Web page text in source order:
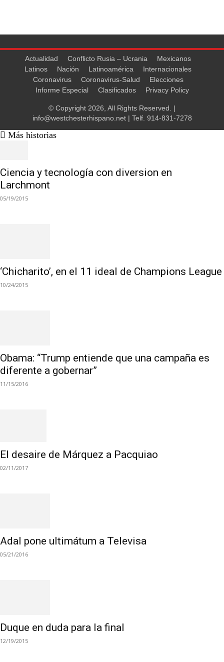
Actualidad Conflicto Rusia – Ucrania
Mexicanos
Latinos
Nación Latinoamérica
Internacionales
Coronavirus
Coronavirus-Salud
Elecciones
Informe Especial
Clasificados Privacy Policy
© Copyright 2026, All Rights Reserved. |
info@westchesterhispano.net| Telf. 914-831-7278
Más historias
Ciencia y tecnología con diversion en
Larchmont
05/19/2015
‘Chicharito’, en el 11 ideal de Champions League
10/24/2015
Obama: “Trump entiende que una campaña es
diferente a gobernar”
11/15/2016
El desaire de Márquez a Pacquiao
02/11/2017
Adal pone ultimátum a Televisa
05/21/2016
Duque en duda para la final
12/19/2015